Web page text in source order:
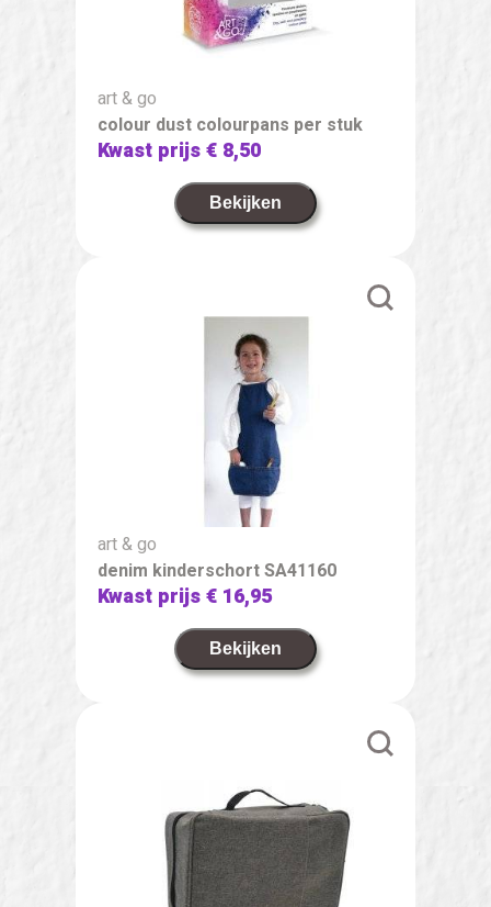
art & go
colour dust colourpans per stuk
Kwast prijs€ 8,50
Bekijken
art & go
denim kinderschort SA41160
Kwast prijs€ 16,95
Bekijken